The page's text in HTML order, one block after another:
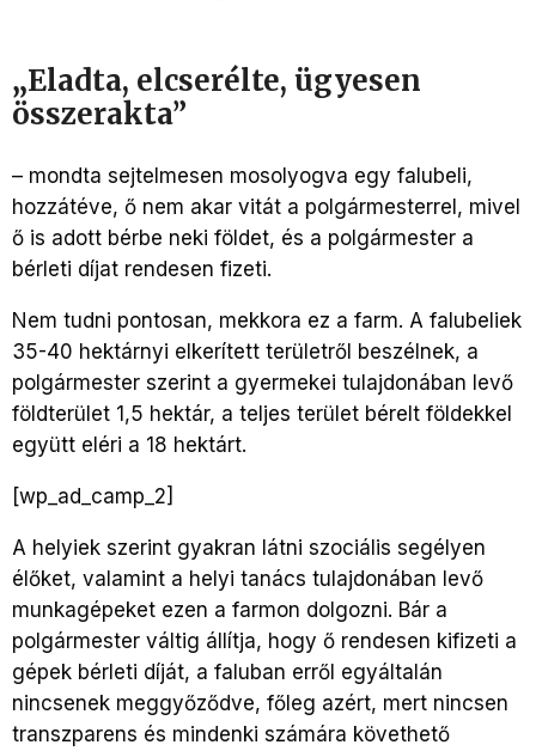
„Eladta, elcserélte, ügyesen
összerakta”
– mondta sejtelmesen mosolyogva egy falubeli,
hozzátéve, ő nem akar vitát a polgármesterrel, mivel
ő is adott bérbe neki földet, és a polgármester a
bérleti díjat rendesen fizeti.
Nem tudni pontosan, mekkora ez a farm. A falubeliek
35-40 hektárnyi elkerített területről beszélnek, a
polgármester szerint a gyermekei tulajdonában levő
földterület 1,5 hektár, a teljes terület bérelt földekkel
együtt eléri a 18 hektárt.
[wp_ad_camp_2]
A helyiek szerint gyakran látni szociális segélyen
élőket, valamint a helyi tanács tulajdonában levő
munkagépeket ezen a farmon dolgozni. Bár a
polgármester váltig állítja, hogy ő rendesen kifizeti a
gépek bérleti díját, a faluban erről egyáltalán
nincsenek meggyőződve, főleg azért, mert nincsen
transzparens és mindenki számára követhető